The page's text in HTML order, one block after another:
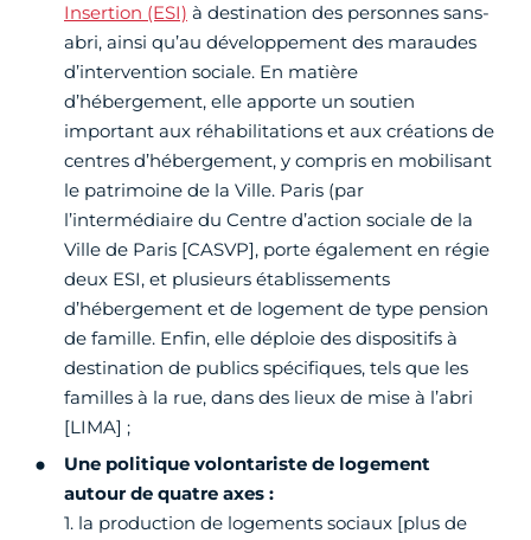
Insertion (ESI) à destination des personnes sans-
abri, ainsi qu’au développement des maraudes
d’intervention sociale. En matière
d’hébergement, elle apporte un soutien
important aux réhabilitations et aux créations de
centres d’hébergement, y compris en mobilisant
le patrimoine de la Ville. Paris (par
l’intermédiaire du Centre d’action sociale de la
Ville de Paris [CASVP], porte également en régie
deux ESI, et plusieurs établissements
d’hébergement et de logement de type pension
de famille. Enfin, elle déploie des dispositifs à
destination de publics spécifiques, tels que les
familles à la rue, dans des lieux de mise à l’abri
[LIMA] ;
Une politique volontariste de logement
autour de quatre axes :
1. la production de logements sociaux [plus de